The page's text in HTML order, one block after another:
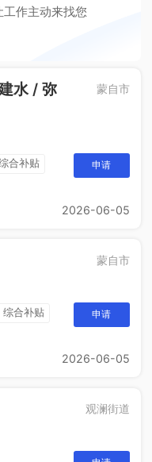
作主动来找您
水 / 弥
蒙自市
合补贴
申请
2026-06-05
蒙自市
综合补贴
申请
2026-06-05
观澜街道